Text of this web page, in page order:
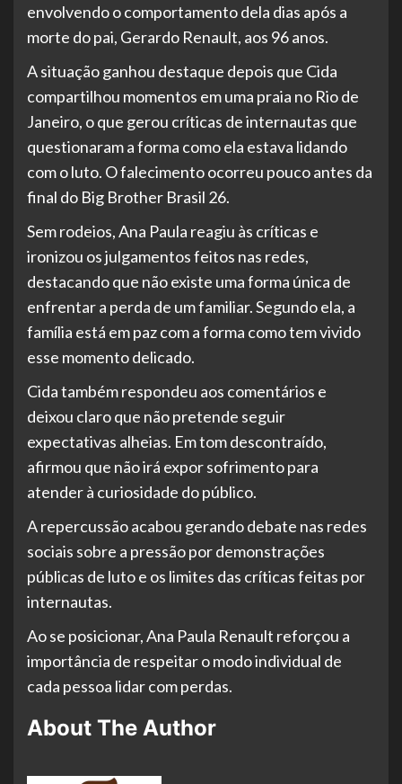
envolvendo o comportamento dela dias após a
morte do pai, Gerardo Renault, aos 96 anos.
A situação ganhou destaque depois que Cida
compartilhou momentos em uma praia no Rio de
Janeiro, o que gerou críticas de internautas que
questionaram a forma como ela estava lidando
com o luto. O falecimento ocorreu pouco antes da
final do Big Brother Brasil 26.
Sem rodeios, Ana Paula reagiu às críticas e
ironizou os julgamentos feitos nas redes,
destacando que não existe uma forma única de
enfrentar a perda de um familiar. Segundo ela, a
família está em paz com a forma como tem vivido
esse momento delicado.
Cida também respondeu aos comentários e
deixou claro que não pretende seguir
expectativas alheias. Em tom descontraído,
afirmou que não irá expor sofrimento para
atender à curiosidade do público.
A repercussão acabou gerando debate nas redes
sociais sobre a pressão por demonstrações
públicas de luto e os limites das críticas feitas por
internautas.
Ao se posicionar, Ana Paula Renault reforçou a
importância de respeitar o modo individual de
cada pessoa lidar com perdas.
About The Author